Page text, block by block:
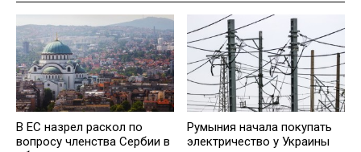
В ЕС назрел раскол по
вопросу членства Сербии в
Румыния начала покупать
электричество у Украины